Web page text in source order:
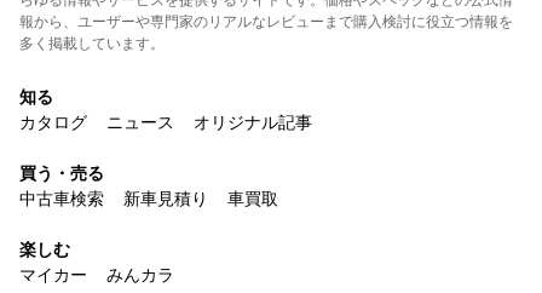
報から、ユーザーや専門家のリアルなレビューまで購入検討に役立つ情報を
多く掲載しています。
知る
カタログ
ニュース オリジナル記事
買う・売る
中古車検索
新車見積り 車買取
楽しむ
マイカー
みんカラ